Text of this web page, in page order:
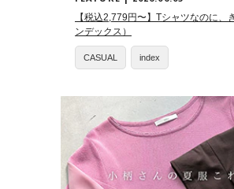
【税込2,779円〜】Tシャツなのに、
ンデックス）
CASUAL index